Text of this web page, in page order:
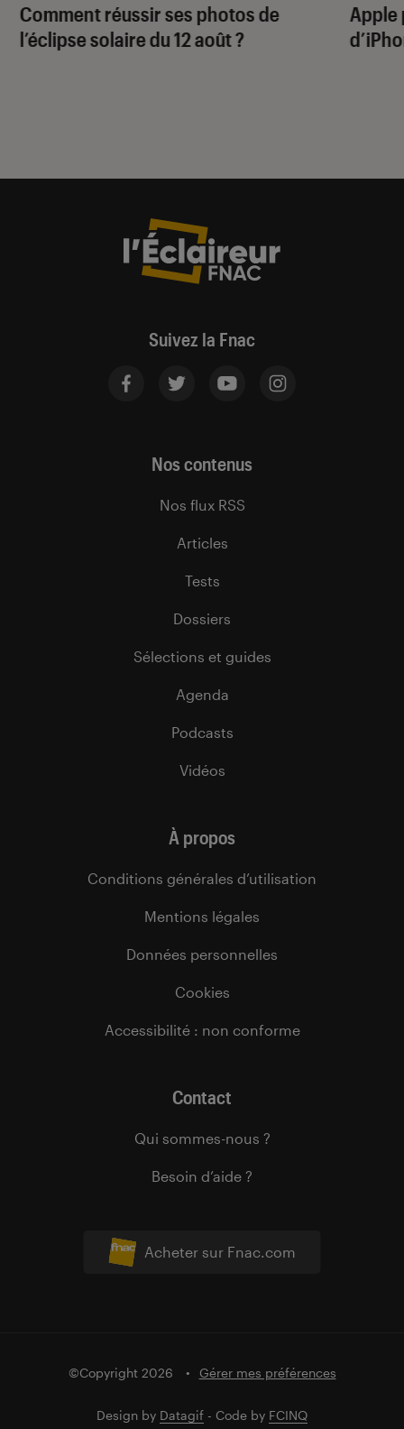
Comment réussir ses photos de
l’éclipse solaire du 12 août ?
Apple
Suivez la Fnac
Acheter sur Fnac.com
Nos contenus
Nos flux RSS
Articles
Tests
Dossiers
Sélections et guides
Agenda
Podcasts
Vidéos
À propos
Conditions générales d’utilisation
Mentions légales
Données personnelles
Cookies
Accessibilité : non conforme
Contact
Qui sommes-nous ?
Besoin d’aide ?
©Copyright 2026 Gérer mes préférences
Design by Datagif - Code by FCINQ